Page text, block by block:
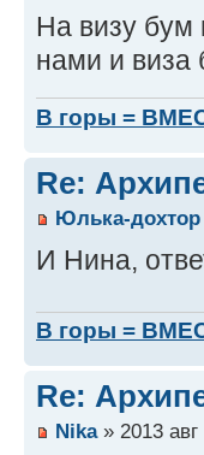
На визу бум
нами и виза
В горы =
Re:
Юлька-дохтор
И Нина,
В горы =
Re:
Nika» 2013 авг